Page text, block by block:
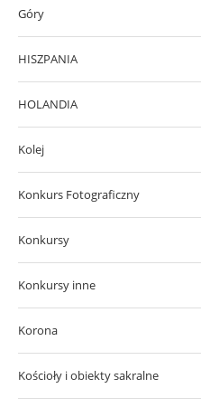
Góry
HISZPANIA
HOLANDIA
Kolej
Konkurs Fotograficzny
Konkursy
Konkursy inne
Korona
Kościoły i obiekty sakralne